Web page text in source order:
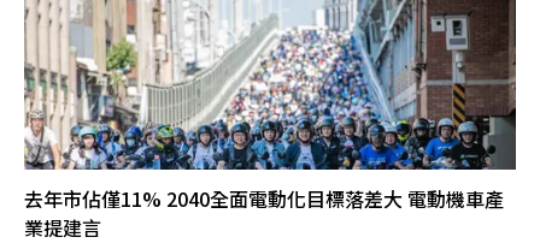
去年市佔僅11% 2040全面電動化目標落差大 電動機車產
業提建言